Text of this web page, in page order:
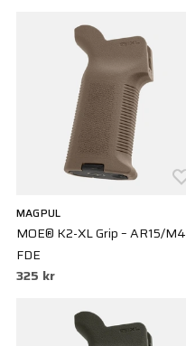
MAGPUL
MOE® K2-XL Grip – AR15/M4
FDE
325 kr